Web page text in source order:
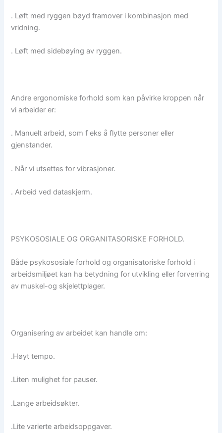
. Løft med ryggen bøyd framover i kombinasjon med
vridning.
. Løft med sidebøying av ryggen.
Andre ergonomiske forhold som kan påvirke kroppen når
vi arbeider er:
. Manuelt arbeid, som f eks å flytte personer eller
gjenstander.
. Når vi utsettes for vibrasjoner.
. Arbeid ved dataskjerm.
PSYKOSOSIALE OG ORGANITASORISKE FORHOLD.
Både psykososiale forhold og organisatoriske forhold i
arbeidsmiljøet kan ha betydning for utvikling eller forverring
av muskel-og skjelettplager.
Organisering av arbeidet kan handle om:
.Høyt tempo.
.Liten mulighet for pauser.
.Lange arbeidsøkter.
.Lite varierte arbeidsoppgaver.